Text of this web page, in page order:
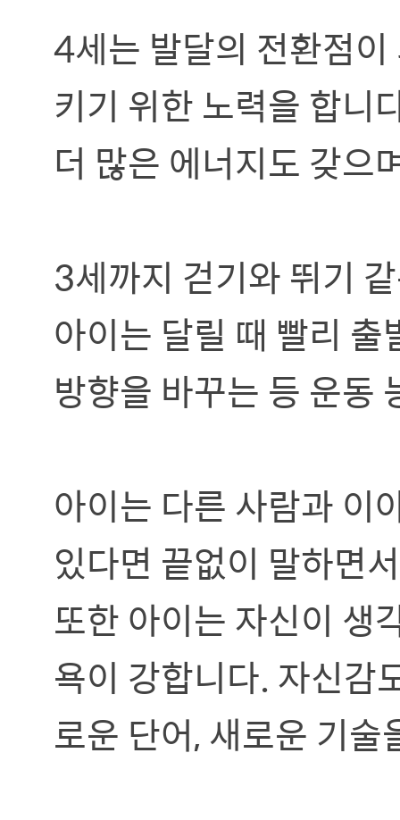
4세는 발달의 전환점
키기 위한 노력을 합니
더 많은 에너지도 갖으
3세까지 걷기와 뛰기
아이는 달릴 때 빨리
방향을 바꾸는 등 운동
아이는 다른 사람과 이
있다면 끝없이 말하면
또한 아이는 자신이 생
욕이 강합니다. 자신감
로운 단어, 새로운 기